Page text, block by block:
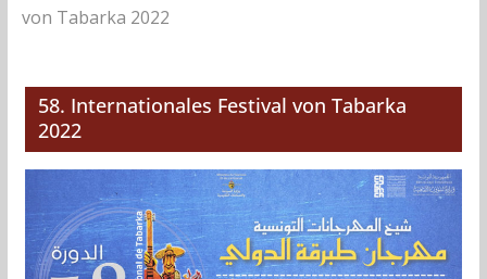
von Tabarka 2022
58. Internationales Festival von Tabarka
2022